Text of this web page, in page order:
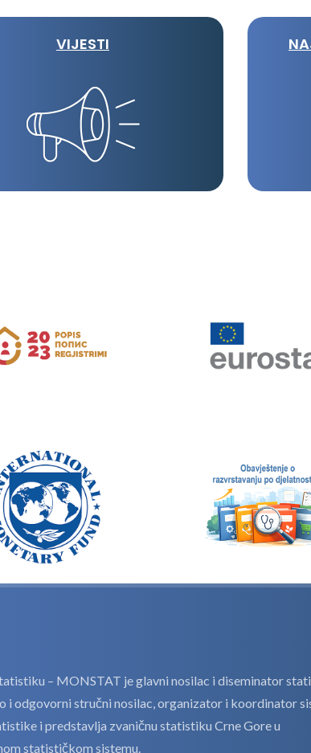
VIJESTI
– MONSTAT je glavni nosilac i diseminator
i odgovorni stručni nosilac, organizator i koordinator
i predstavlja zvaničnu statistiku Crne Gore u
statističkom sistemu.